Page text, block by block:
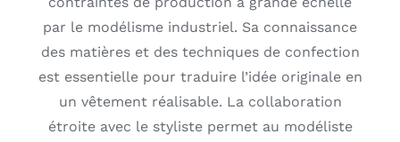
par le modélisme industriel. Sa connaissance
des matières et des techniques de confection
est essentielle pour traduire l’idée originale en
un vêtement réalisable. La collaboration
étroite avec le styliste permet au modéliste